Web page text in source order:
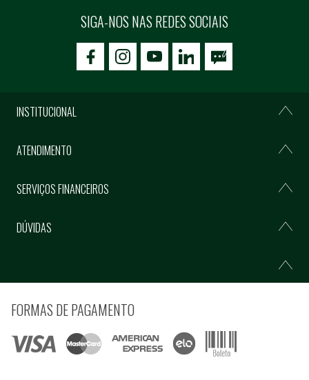
SIGA-NOS NAS REDES SOCIAIS
icon-facebookicon-social02icon-social03
INSTITUCIONAL
ATENDIMENTO
SERVIÇOS FINANCEIROS
DÚVIDAS
FORMAS DE PAGAMENTO